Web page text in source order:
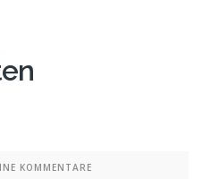
KOMMENTARE